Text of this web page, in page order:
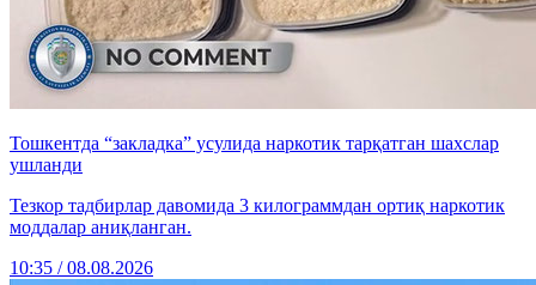
Тошкентда “закладка” усулида наркотик тарқатган шахслар
ушланди
Тезкор тадбирлар давомида 3 килограммдан ортиқ наркотик
моддалар аниқланган.
10:35 / 08.08.2026